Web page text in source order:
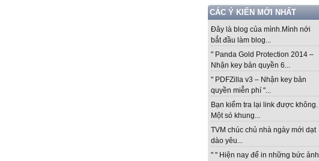
CÁC Ý KIẾN MỚI NHẤT
Đây là blog của mình.Mình nới
bắt đầu làm blog...
" Panda Gold Protection 2014 –
Nhận key bản quyền 6...
" PDFZilla v3 – Nhận key bản
quyền miễn phí "...
Bạn kiểm tra lại link được không.
Một só khung...
TVM chúc chủ nhà ngày mới dạt
dào yêu...
" " Hiện nay để in những bức ảnh